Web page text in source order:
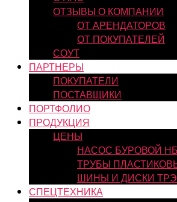
ОТЗЫВЫ О КОМПАНИИ
ОТ АРЕНДАТОРОВ
ОТ ПОКУПАТЕЛЕЙ
СОУТ
ПАРТНЕРЫ
ПОКУПАТЕЛИ
ПОСТАВЩИКИ
ПОРТФОЛИО
ПРОДУКЦИЯ
ЦЕНЫ
НАСОС БУРОВОЙ
ТРУБЫ
ШИНЫ И ДИСКИ
СПЕЦТЕХНИКА